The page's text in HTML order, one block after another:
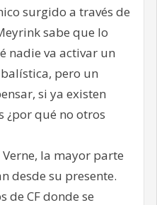
surgido a través de
sabe que lo
nadie va activar un
pero un
si ya existen
qué no otros
la mayor parte
desde su presente.
de CF donde se